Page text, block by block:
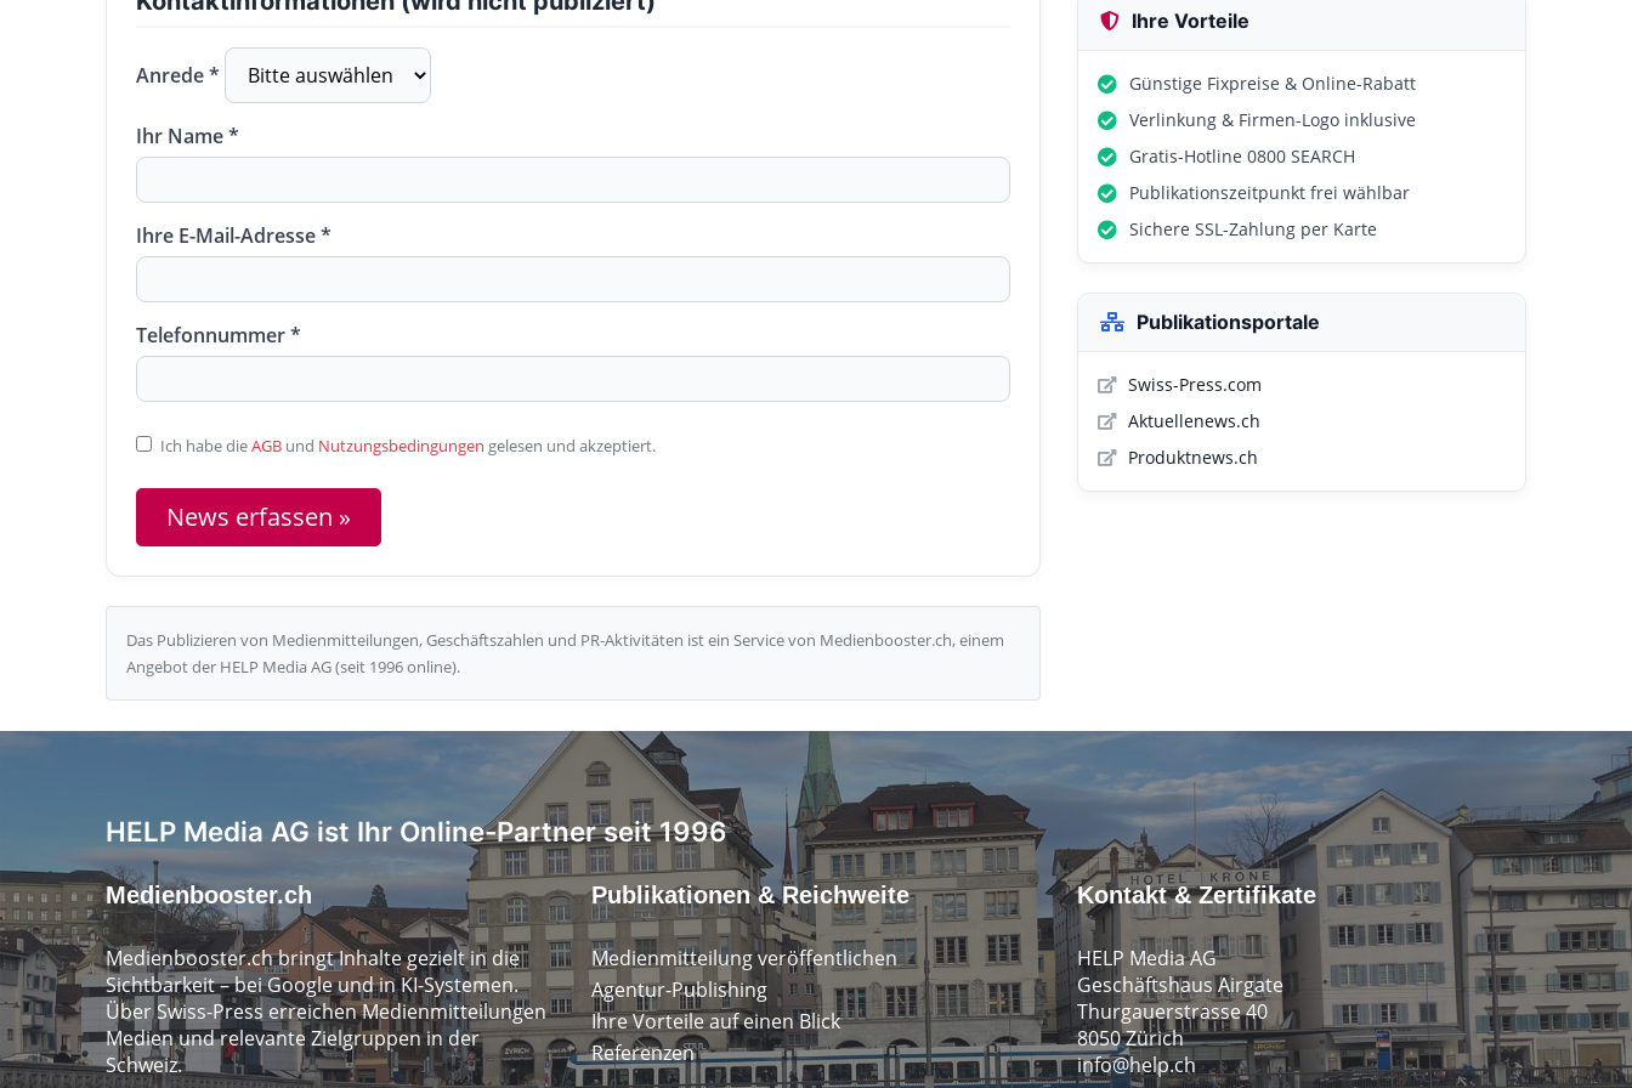
Anrede *
Ihr Name *
Ihre E-Mail-Adresse *
Telefonnummer *
Ich habe dieAGB und Nutzungsbedingungen gelesen und akzeptiert.
News erfassen »
Das Publizieren von Medienmitteilungen, Geschäftszahlen und PR-Aktivitäten ist ein Service von Medienbooster.ch, einem
Angebot der HELP Media AG (seit 1996 online).
Ihre Vorteile
Günstige Fixpreise & Online-Rabatt
Verlinkung & Firmen-Logo inklusive
Gratis-Hotline 0800 SEARCH
Publikationszeitpunkt frei wählbar
Sichere SSL-Zahlung per Karte
Publikationsportale
Swiss-Press.com
Aktuellenews.ch
Produktnews.ch
HELP Media AG ist Ihr Online-Partner seit 1996
Medienbooster.ch
Medienbooster.ch bringt Inhalte gezielt in die
Sichtbarkeit – bei Google und in KI-Systemen.
Über Swiss-Press erreichen Medienmitteilungen
Medien und relevante Zielgruppen in der
Schweiz.
Publikationen & Reichweite
Medienmitteilung veröffentlichen
Agentur-Publishing
Ihre Vorteile auf einen Blick
Referenzen
Kontakt & Zertifikate
HELP Media AG
Geschäftshaus Airgate
Thurgauerstrasse 40
8050 Zürich
info@help.ch